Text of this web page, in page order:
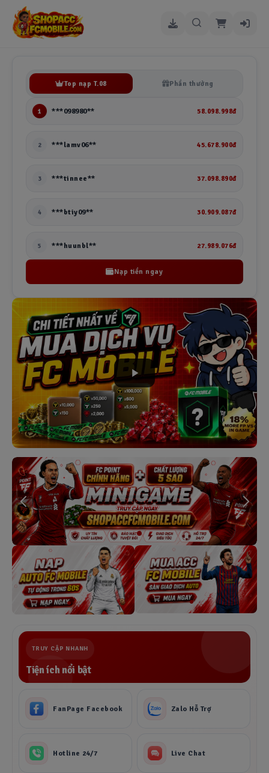
Top nạp T.08 Phần thưởng
1 ***098980** 58.098.998đ
2 ***lamv06** 45.678.900đ
3 ***tinnee** 37.098.890đ
4 ***btiy09** 30.909.087đ
5 ***huunbl** 27.989.076đ
Nạp tiền ngay
TRUY CẬP NHANH
Tiện ích nổi bật
FanPage Facebook Zalo Hỗ Trợ
Hotline 24/7 Live Chat